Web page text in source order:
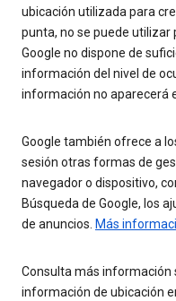
ubicación utilizada para
punta, no se puede utilizar
Google no dispone de
información del nivel de
información no aparecerá
Google también ofrece a
sesión otras formas de
navegador o dispositivo,
Búsqueda de Google, los
de anuncios. Más
Consulta más información
información de ubicación